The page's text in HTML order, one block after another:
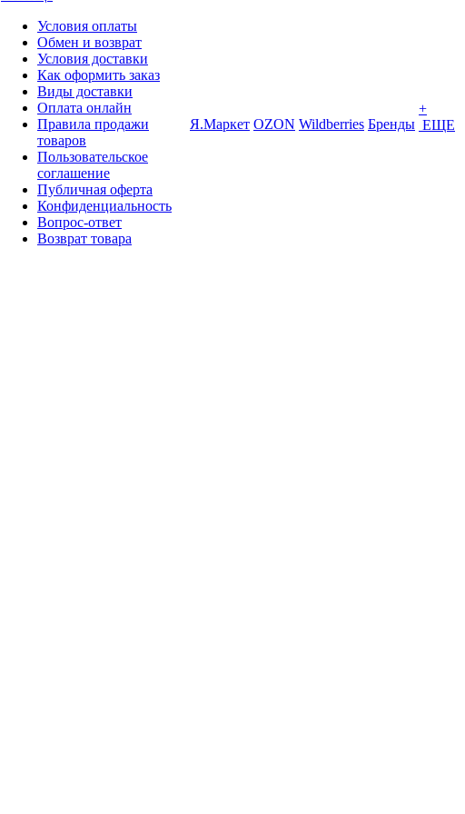
Условия оплаты
Обмен и возврат
Условия доставки
Как оформить заказ
Виды доставки
Оплата онлайн
Правила продажи
товаров
Пользовательское
соглашение
Публичная оферта
Конфиденциальность
Вопрос-ответ
Возврат товара
Я.Маркет OZON Wildberries Бренды
+
ЕЩЕ